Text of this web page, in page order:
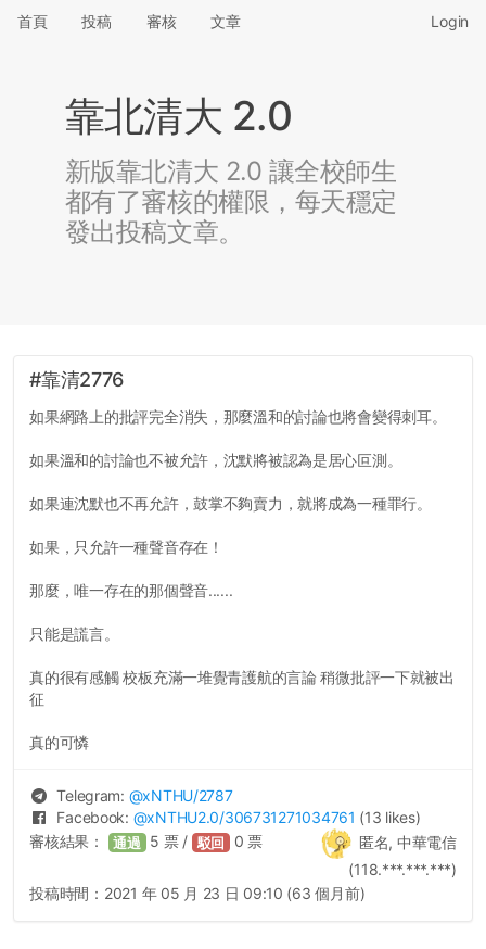
首頁 投稿 審核 文章 Login
靠北清大 2.0
新版靠北清大 2.0 讓全校師生
都有了審核的權限，每天穩定
發出投稿文章。
#靠清2776
如果網路上的批評完全消失，那麼溫和的討論也將會變得刺耳。
如果溫和的討論也不被允許，沈默將被認為是居心叵測。
如果連沈默也不再允許，鼓掌不夠賣力，就將成為一種罪行。
如果，只允許一種聲音存在！
那麼，唯一存在的那個聲音......
只能是謊言。
真的很有感觸 校板充滿一堆覺青護航的言論 稍微批評一下就被出
征
真的可憐
Telegram: @xNTHU/2787
Facebook: @xNTHU2.0/306731271034761 (13 likes)
匿名, 中華電信
(118.***.***.***)
審核結果： 通過 5 票 / 駁回 0 票
投稿時間： 2021 年 05 月 23 日 09:10 (63 個月前)